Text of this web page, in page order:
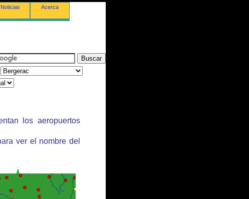
Noticias Acerca
los aeropuertos
ver el nombre del